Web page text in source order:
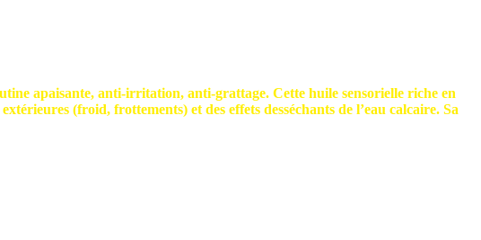
apaisante, anti-irritation, anti-grattage. Cette huile sensorielle riche en
(froid, frottements) et des effets desséchants de l’eau calcaire. Sa